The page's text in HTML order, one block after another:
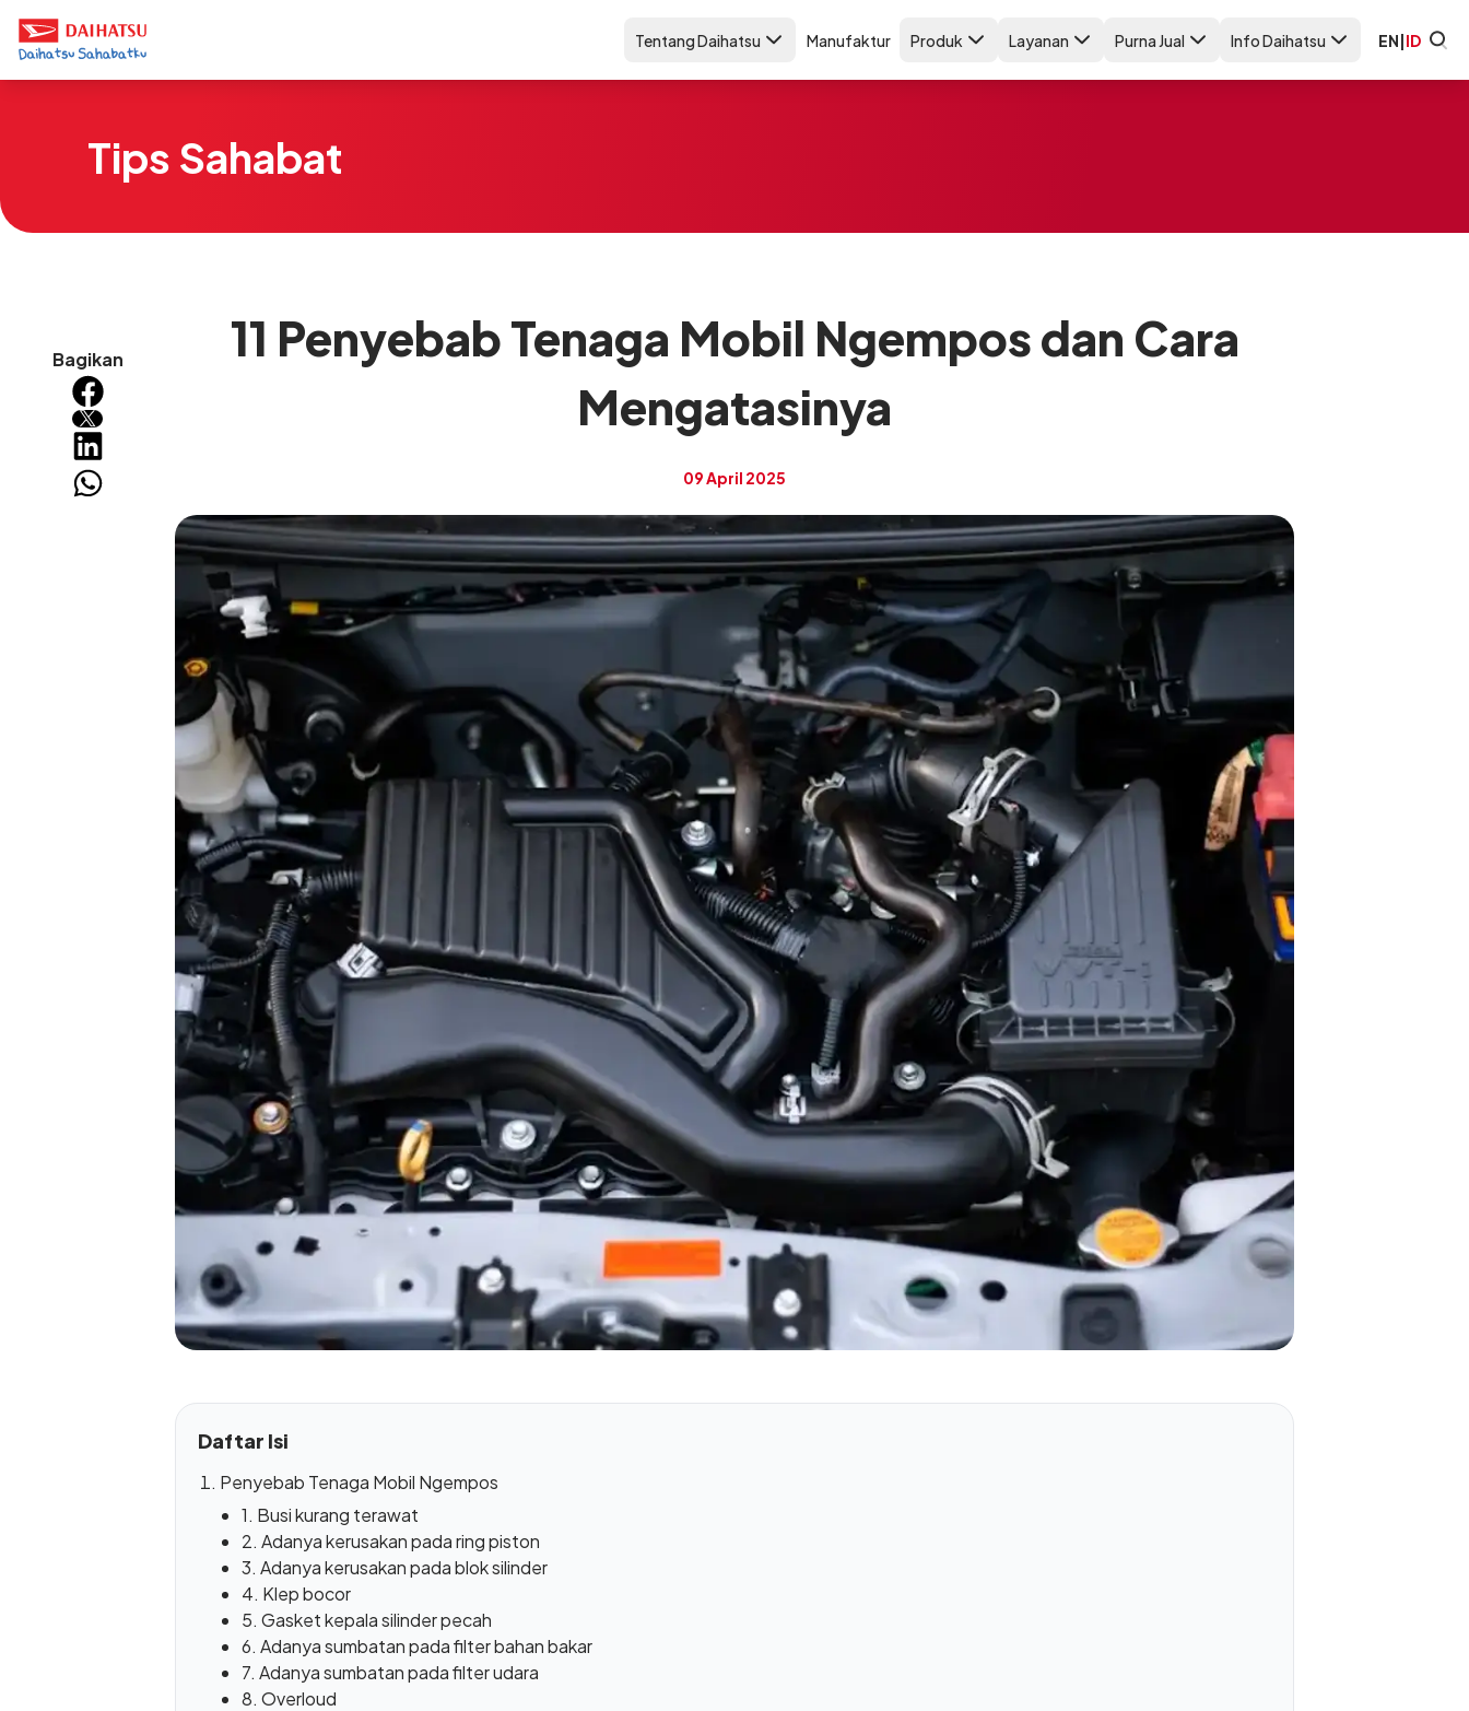
Tentang Daihatsu Manufaktur Produk Layanan Purna Jual Info Daihatsu EN|ID
Tips Sahabat
Bagikan
11 Penyebab Tenaga Mobil Ngempos dan Cara
Mengatasinya
09 April 2025
Daftar Isi
Penyebab Tenaga Mobil Ngempos
1. Busi kurang terawat
2. Adanya kerusakan pada ring piston
3. Adanya kerusakan pada blok silinder
4. Klep bocor
5. Gasket kepala silinder pecah
6. Adanya sumbatan pada filter bahan bakar
7. Adanya sumbatan pada filter udara
8. Overloud